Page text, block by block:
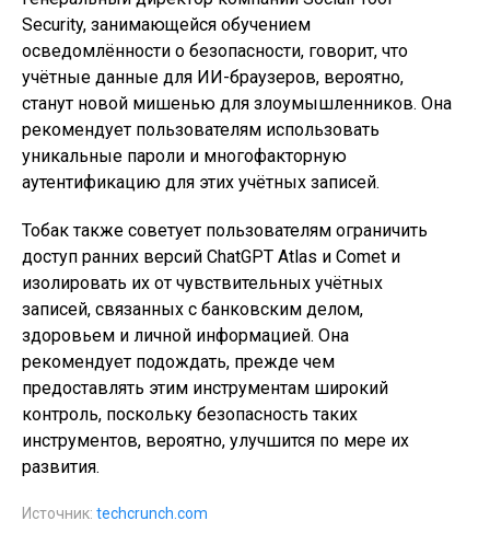
Security, занимающейся обучением
осведомлённости о безопасности, говорит, что
учётные данные для ИИ-браузеров, вероятно,
станут новой мишенью для злоумышленников. Она
рекомендует пользователям использовать
уникальные пароли и многофакторную
аутентификацию для этих учётных записей.
Тобак также советует пользователям ограничить
доступ ранних версий ChatGPT Atlas и Comet и
изолировать их от чувствительных учётных
записей, связанных с банковским делом,
здоровьем и личной информацией. Она
рекомендует подождать, прежде чем
предоставлять этим инструментам широкий
контроль, поскольку безопасность таких
инструментов, вероятно, улучшится по мере их
развития.
Источник: techcrunch.com